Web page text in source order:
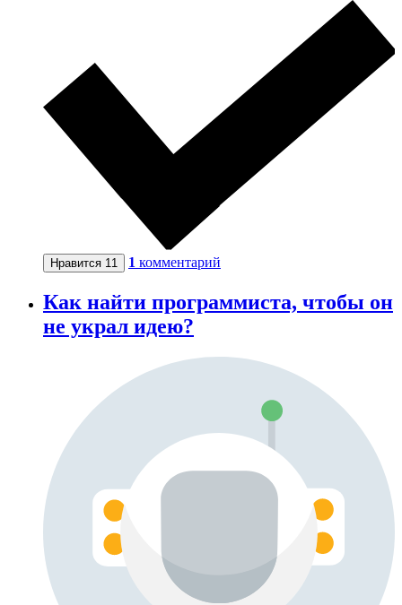
Нравится 11 1 комментарий
Как найти программиста, чтобы он
не украл идею?